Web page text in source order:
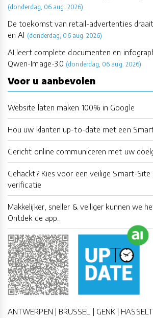
(donderdag, 06 aug. 2026)
De toekomst van retail-advertenties
en AI (donderdag, 06 aug. 2026)
AI leert complete documenten en
Qwen-Image-3.0 (donderdag, 06 aug. 2026)
Voor u aanbevolen
Website laten maken 100% in Google
Hou uw klanten up-to-date met een
Gericht online communiceren met uw
Gehackt? Kies voor een veilige Smart-
verificatie
Makkelijker, sneller & veiliger kunnen we
Ontdek de app.
ANTWERPEN | BRUSSEL | GENK |